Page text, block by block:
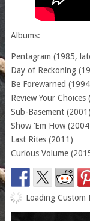
Albums:
Pentagram (1985,
Day of Reckoning
Be Forewarned
Review Your Choices
Sub-Basement (2001)
Show ‘Em How
Last Rites (2011)
Curious Volume
Loading Custom